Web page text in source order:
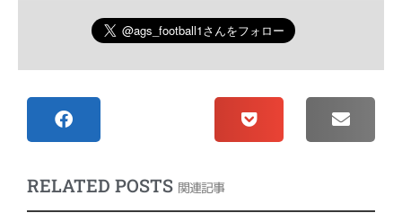
RELATED POSTS 関連記事